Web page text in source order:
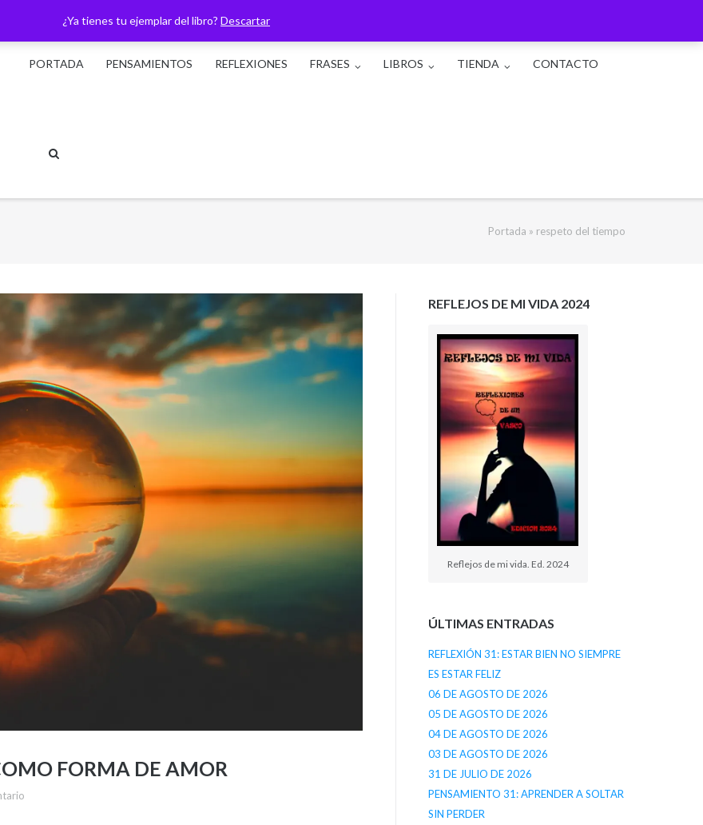
¿Ya tienes tu ejemplar del libro? Descartar
PORTADA
PENSAMIENTOS REFLEXIONES FRASES LIBROS TIENDA CONTACTO
Portada » respeto del tiempo
FORMA DE AMOR
REFLEJOS DE MI VIDA 2024
Reflejos de mi vida. Ed. 2024
ÚLTIMAS ENTRADAS
REFLEXIÓN 31: ESTAR BIEN NO SIEMPRE
ES ESTAR FELIZ
06 DE AGOSTO DE 2026
05 DE AGOSTO DE 2026
04 DE AGOSTO DE 2026
03 DE AGOSTO DE 2026
31 DE JULIO DE 2026
PENSAMIENTO 31: APRENDER A SOLTAR
SIN PERDER